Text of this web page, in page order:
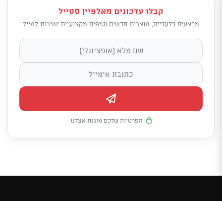
קבלו עדכונים מאלפיין סטייל
מבצעים בלעדיים, מוצרים חדשים וטיפים מקצועיים ישירות למייל
הפרטיות שלכם מוגנת אצלנו